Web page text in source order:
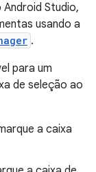
Studio,
usando a
.
para um
de seleção ao
a caixa